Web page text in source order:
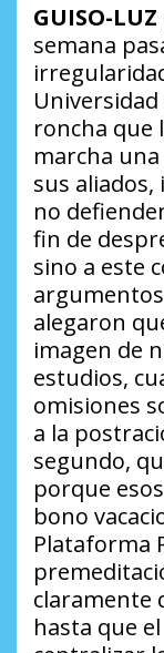
GUISO-LUZ
semana
roncha que
marcha
sus
no
fin de
sino a este
alegaron
imagen de
estudios,
omisiones
a la
segundo,
porque
bono
Plataforma
claramente
hasta que